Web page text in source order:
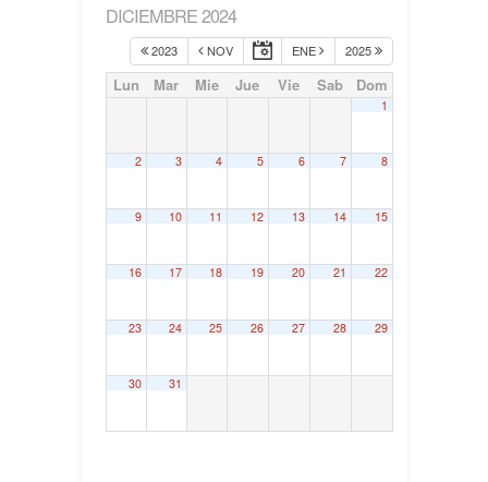
DICIEMBRE 2024
2023 NOV ENE 2025
Lun Mar Mie Jue Vie Sab Dom
1
2 3 4 5 6 7 8
9 10 11 12 13 14 15
16 17 18 19 20 21 22
23 24 25 26 27 28 29
30 31